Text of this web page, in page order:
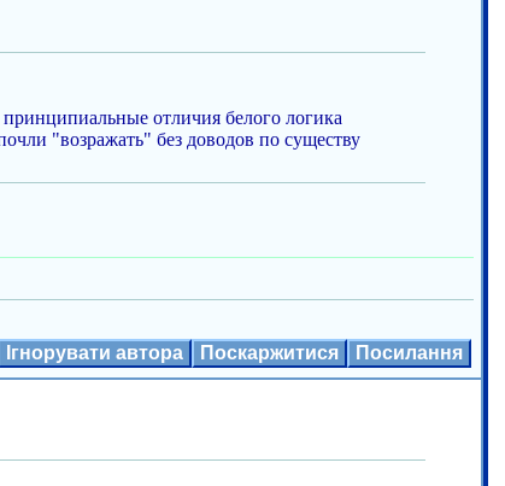
отличия белого логика
"возражать" без доводов по существу
Ігнорувати автора Поскаржитися Посилання